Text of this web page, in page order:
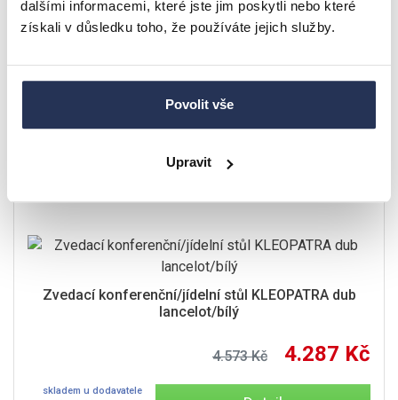
dalšími informacemi, které jste jim poskytli nebo které
získali v důsledku toho, že používáte jejich služby.
Povolit vše
Upravit
doručíme do 14 pracovních dní Detail
Zvedací konferenční/jídelní stůl KLEOPATRA dub
lancelot/bílý
4.573 Kč 4.287 Kč
skladem u dodavatele
-6.25%